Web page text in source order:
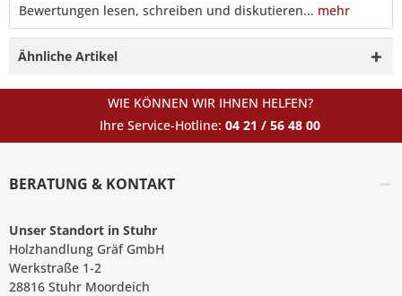
Bewertungen lesen, schreiben und diskutieren... mehr
Ähnliche Artikel
WIE KÖNNEN WIR IHNEN HELFEN?
Ihre Service-Hotline: 04 21 / 56 48 00
BERATUNG & KONTAKT
Unser Standort in Stuhr
Holzhandlung Gräf GmbH
Werkstraße 1-2
28816 Stuhr Moordeich